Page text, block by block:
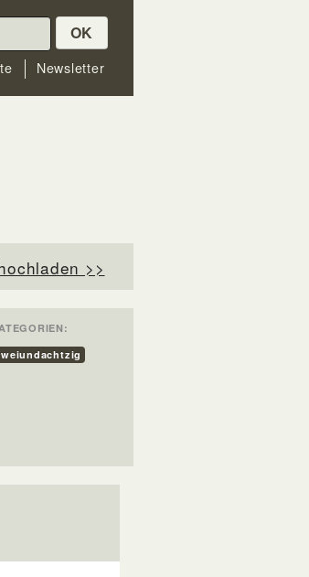
OK
Newsletter
>>